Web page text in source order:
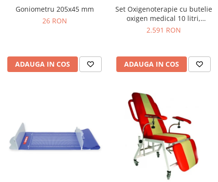
Goniometru 205x45 mm
26 RON
ADAUGA IN COS
Set Oxigenoterapie cu butelie
oxigen medical 10 litri,
reductor de presiune,
2.591 RON
ADAUGA IN COS